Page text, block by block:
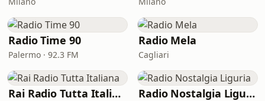
Radio Time 90
Palermo · 92.3 FM
Radio Mela
Cagliari
Rai Radio Tutta Italiana Radio Nostalgia Liguria